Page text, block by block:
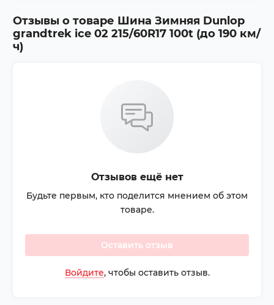
Отзывы о товаре Шина Зимняя Dunlop
grandtrek ice 02 215/60R17 100t (до 190 км/
ч)
Отзывов ещё нет
Будьте первым, кто поделится мнением об этом
товаре.
Оставить отзыв
Войдите, чтобы оставить отзыв.